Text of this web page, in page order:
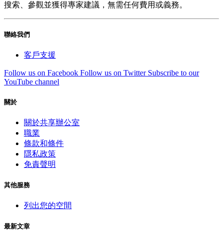
搜索、參觀並獲得專家建議，無需任何費用或義務。
聯絡我們
客戶支援
Follow us on Facebook Follow us on Twitter Subscribe to our
YouTube channel
關於
關於共享辦公室
職業
條款和條件
隱私政策
免責聲明
其他服務
列出您的空間
最新文章